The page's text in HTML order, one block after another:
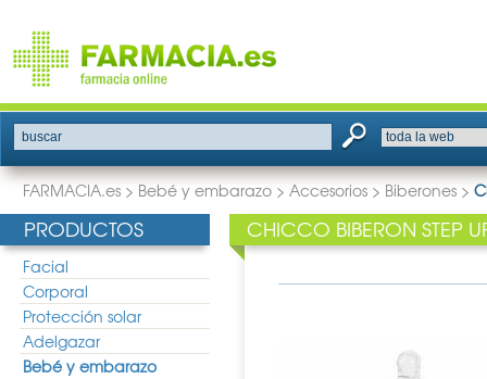
buscar
FARMACIA.es > Bebé y embarazo > Accesorios > Biberones >
PRODUCTOS
Facial
Corporal
Protección solar
Adelgazar
Bebé y embarazo
CHICCO BIBERON STEP